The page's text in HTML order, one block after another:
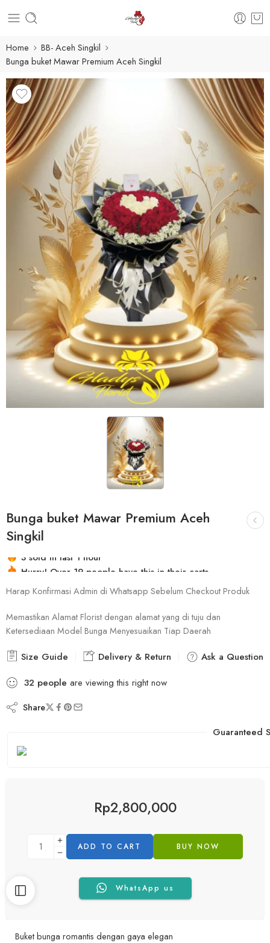
Home
BB- Aceh Singkil
Bunga buket Mawar Premium Aceh Singkil
Bunga buket Mawar Premium Aceh
Singkil
Hurry! Over 19 people have this in their carts
Harap Konfirmasi Admin di Whatsapp Sebelum Checkout Produk
Memastikan Alamat Florist dengan alamat yang di tuju dan
Ketersediaan Model Bunga Menyesuaikan Tiap Daerah
Size Guide Delivery & Return
Ask a Question
32 people are viewing this right now
Share
Guaranteed
Rp2,800,000
ADD TO CART BUY NOW
WhatsApp us
Buket bunga romantis dengan gaya elegan